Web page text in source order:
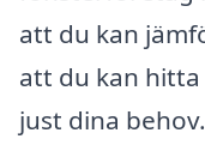
att du kan
att du kan
just dina